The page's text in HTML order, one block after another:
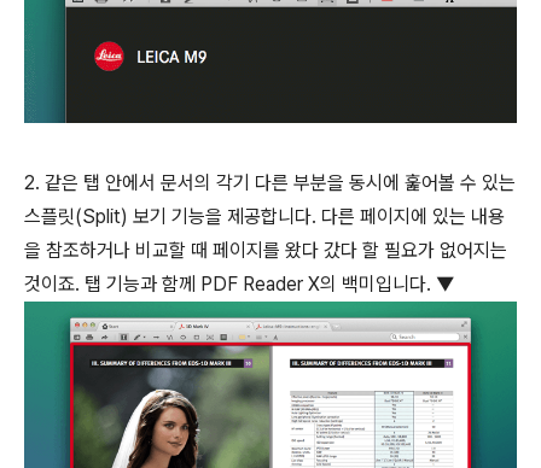
2. 같은 탭 안에서 문서의 각기 다른 부분을 동시에 훑어볼 수 있는
스플릿(Split) 보기 기능을 제공합니다. 다른 페이지에 있는 내용
을 참조하거나 비교할 때 페이지를 왔다 갔다 할 필요가 없어지는
것이죠. 탭 기능과 함께 PDF Reader X의 백미입니다. ▼